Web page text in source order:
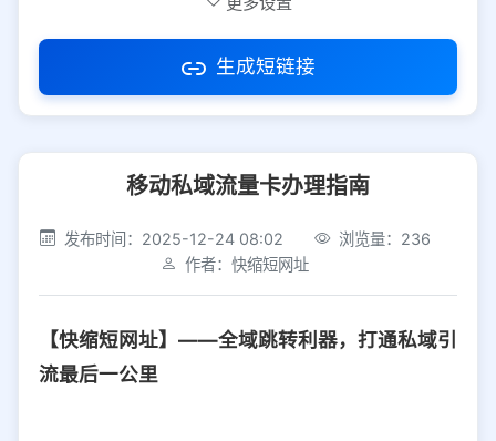
访问密码
社交平台 电商平台
选择防红平台类型，避免链接被拦截
iOS Android
生成短链接
移动私域流量卡办理指南
发布时间：2025-12-24 08:02
浏览量：236
作者：快缩短网址
【快缩短网址】——全域跳转利器，打通私域引
流最后一公里